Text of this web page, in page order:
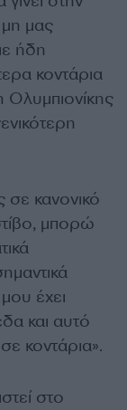
μας
ήδη
κοντάρια
Ολυμπιονίκης
κανονικό
μπορώ
έχει
και αυτό
κοντάρια».
στο